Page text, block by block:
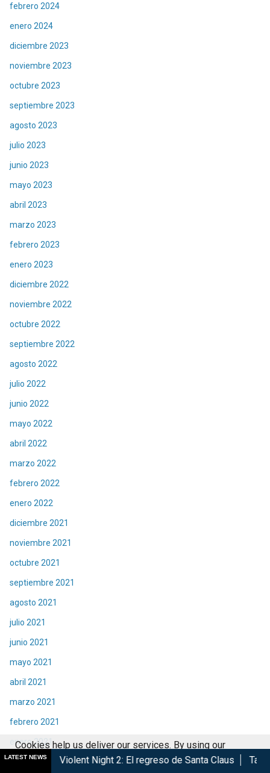
febrero 2024
enero 2024
diciembre 2023
noviembre 2023
octubre 2023
septiembre 2023
agosto 2023
julio 2023
junio 2023
mayo 2023
abril 2023
marzo 2023
febrero 2023
enero 2023
diciembre 2022
noviembre 2022
octubre 2022
septiembre 2022
agosto 2022
julio 2022
junio 2022
mayo 2022
abril 2022
marzo 2022
febrero 2022
enero 2022
diciembre 2021
noviembre 2021
octubre 2021
septiembre 2021
agosto 2021
julio 2021
junio 2021
mayo 2021
abril 2021
marzo 2021
febrero 2021
enero 2021
diciembre 2020
LATEST NEWS
Night 2: El regreso de Santa Claus Taquilla | Éxito de
Cookies help us deliver our services. By using our
services, you agree to our use of cookies.
Got it